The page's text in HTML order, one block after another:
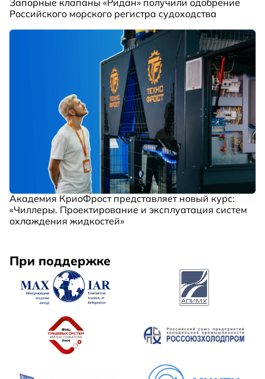
Запорные клапаны «Ридан» получили одобрение
Российского морского регистра судоходства
Академия КриоФрост представляет новый курс:
«Чиллеры. Проектирование и эксплуатация систем
охлаждения жидкостей»
При поддержке